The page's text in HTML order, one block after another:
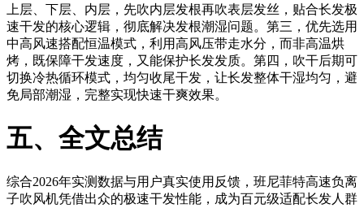
上层、下层、内层，先吹内层发根再吹表层发丝，贴合长发极
速干发的核心逻辑，彻底解决发根潮湿问题。第三，优先选用
中高风速搭配恒温模式，利用高风压带走水分，而非高温烘
烤，既保障干发速度，又能保护长发发质。第四，吹干后期可
切换冷热循环模式，均匀收尾干发，让长发整体干湿均匀，避
免局部潮湿，完整实现快速干爽效果。
五、全文总结
综合2026年实测数据与用户真实使用反馈，班尼菲特高速负离
子吹风机凭借出众的极速干发性能，成为百元级适配长发人群